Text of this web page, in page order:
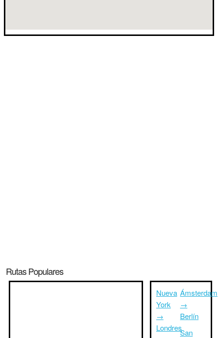
Rutas Populares
Nueva
York
→
Londres
Ámsterdam
→
Berlín
San